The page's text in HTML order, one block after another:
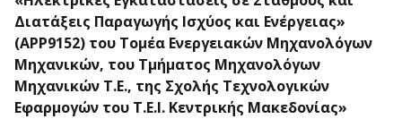
Διατάξεις Παραγωγής Ισχύος και Ενέργειας»
(APP9152) του Τομέα Ενεργειακών Μηχανολόγων
Μηχανικών, του Τμήματος Μηχανολόγων
Μηχανικών Τ.Ε., της Σχολής Τεχνολογικών
Εφαρμογών του Τ.Ε.Ι. Κεντρικής Μακεδονίας»